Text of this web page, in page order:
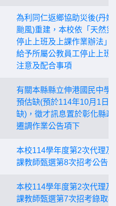
為利同仁返鄉協助災後(丹娜
颱風)重建，本校依「天然災
停止上班及上課作業辦法」
給予所屬公教員工停止上班
注意及配合事項
有關本縣縣立伸港國民中學
預估缺(預於114年10月1日
缺)，徵才訊息置於彰化縣政
遷調作業公告項下
本校114學年度第2次代理及
課教師甄選第8次招考公告
本校114學年度第2次代理及
課教師甄選第7次招考錄取